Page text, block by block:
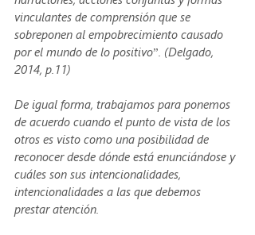
vinculantes de comprensión que se
sobreponen al empobrecimiento causado
por el mundo de lo positivo”. (Delgado,
2014, p.11)
De igual forma, trabajamos para ponemos
de acuerdo cuando el punto de vista de los
otros es visto como una posibilidad de
reconocer desde dónde está enunciándose y
cuáles son sus intencionalidades,
intencionalidades a las que debemos
prestar atención.